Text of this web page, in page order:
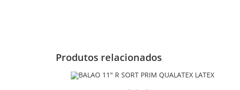
Produtos relacionados